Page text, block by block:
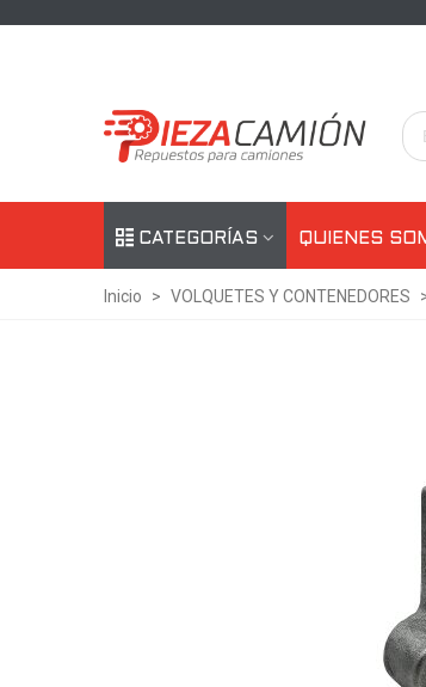
CATEGORÍAS QUIENES
Inicio > VOLQUETES Y CONTENEDORES